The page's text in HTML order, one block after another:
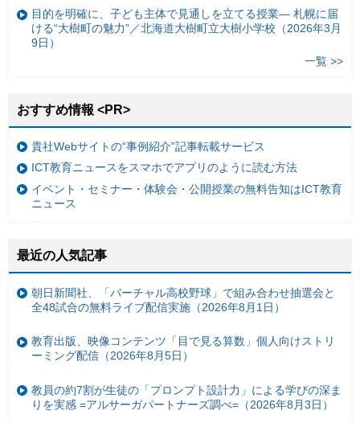
目的を明確に、子ども主体で見通しを立てる授業— 札幌に届
ける“大樹町の魅力”／北海道大樹町立大樹小学校（2026年3月
9日）
一覧 >>
おすすめ情報 <PR>
貴社Webサイトの“事例紹介”記事転載サービス
ICT教育ニュースをスマホでアプリのように読む方法
イベント・セミナー・体験会・公開授業の無料告知はICT教育
ニュース
最近の人気記事
朝日新聞社、「バーチャル高校野球」で組み合わせ抽選会と
全48試合の無料ライブ配信実施（2026年8月1日）
教育出版、映像コンテンツ「目で見る算数」個人向けストリ
ーミング配信（2026年8月5日）
教員の約7割が生徒の「プロンプト設計力」による学びの深ま
りを実感 =アルサーガパートナーズ調べ=（2026年8月3日）